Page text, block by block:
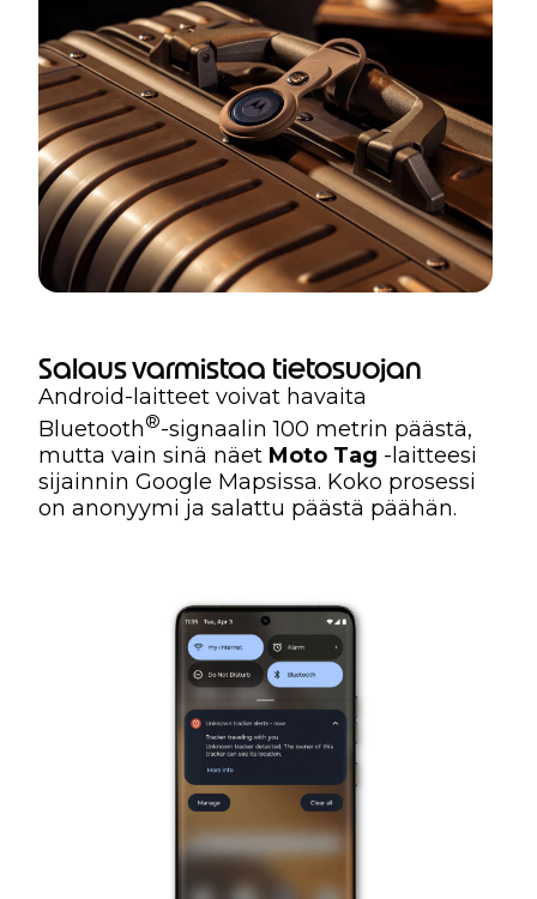
Salaus varmistaa tietosuojan
Android-laitteet voivat havaita
Bluetooth®-signaalin 100 metrin päästä,
mutta vain sinä näet Moto Tag -laitteesi
sijainnin Google Mapsissa. Koko prosessi
on anonyymi ja salattu päästä päähän.